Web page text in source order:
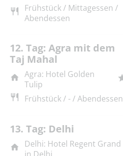
Frühstück / Mittagessen /
Abendessen
12. Tag: Agra mit dem
Taj Mahal
Agra: Hotel Golden
Tulip
Frühstück / - / Abendessen
13. Tag: Delhi
Delhi: Hotel Regent Grand